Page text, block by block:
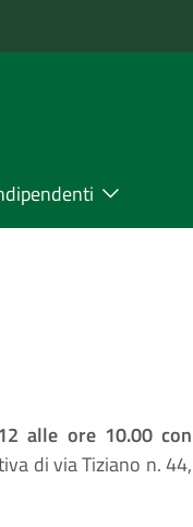
alle ore 10.00 con
di via Tiziano n. 44,